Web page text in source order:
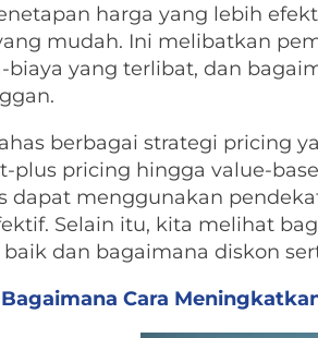
harga yang lebih
mudah. Ini melibatkan
biaya yang terlibat, dan
berbagai strategi pricing
plus pricing hingga value-
dapat menggunakan
Selain itu, kita melihat
dan bagaimana diskon
Bagaimana Cara